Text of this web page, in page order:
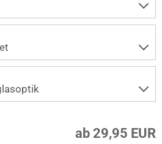
ab 29,95 EUR